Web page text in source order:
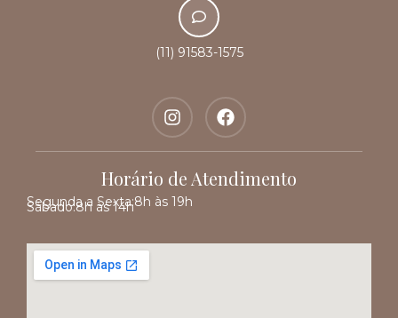
(11) 91583-1575
Horário de Atendimento
Segunda a Sexta:8h às 19h
Sábado:8h às 14h